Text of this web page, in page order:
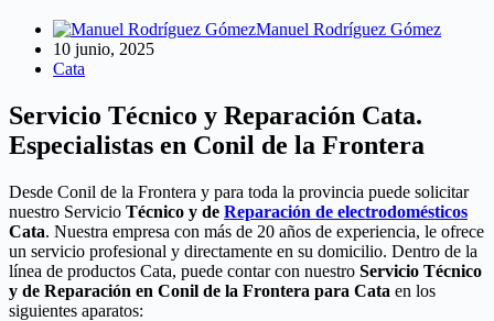
Manuel Rodríguez Gómez
10 junio, 2025
Cata
Servicio Técnico y Reparación Cata.
Especialistas en Conil de la Frontera
Desde Conil de la Frontera y para toda la provincia puede solicitar
nuestro Servicio Técnico y de Reparación de electrodomésticos
Cata. Nuestra empresa con más de 20 años de experiencia, le ofrece
un servicio profesional y directamente en su domicilio. Dentro de la
línea de productos Cata, puede contar con nuestro Servicio Técnico
y de Reparación en Conil de la Frontera para Cata en los
siguientes aparatos: